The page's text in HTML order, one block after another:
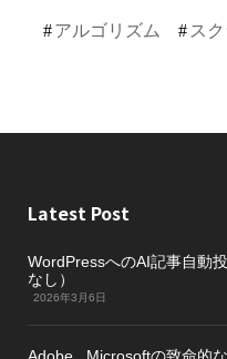
アルゴリズム ス
Latest Post
WordPressへのAI記事自動
なし）
2026年3月6日